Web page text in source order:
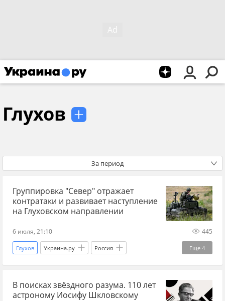
Глухов
За период
Группировка "Север" отражает
контратаки и развивает наступление
на Глуховском направлении
6 июля, 21:10 445
Еще 4
Глухов Украина.ру Россия
Сумская область Вооруженные силы Украины
СВО Спецоперация
В поисках звёздного разума. 110 лет
астроному Иосифу Шкловскому